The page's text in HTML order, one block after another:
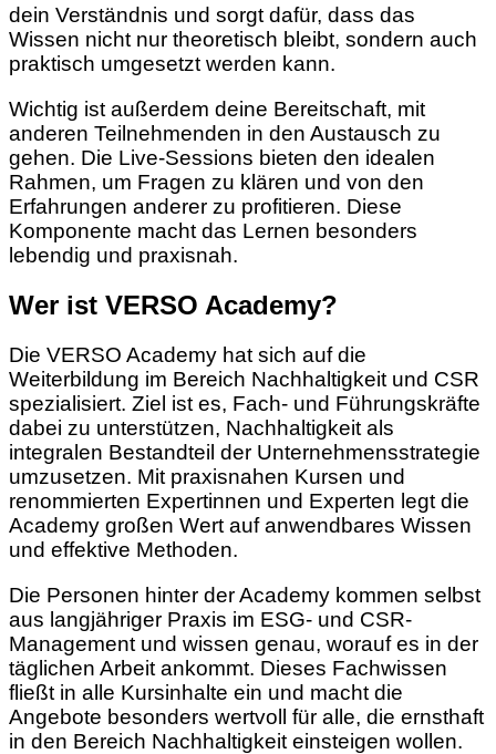
dein Verständnis und sorgt dafür, dass das
Wissen nicht nur theoretisch bleibt, sondern auch
praktisch umgesetzt werden kann.
Wichtig ist außerdem deine Bereitschaft, mit
anderen Teilnehmenden in den Austausch zu
gehen. Die Live-Sessions bieten den idealen
Rahmen, um Fragen zu klären und von den
Erfahrungen anderer zu profitieren. Diese
Komponente macht das Lernen besonders
lebendig und praxisnah.
Wer ist VERSO Academy?
Die VERSO Academy hat sich auf die
Weiterbildung im Bereich Nachhaltigkeit und CSR
spezialisiert. Ziel ist es, Fach- und Führungskräfte
dabei zu unterstützen, Nachhaltigkeit als
integralen Bestandteil der Unternehmensstrategie
umzusetzen. Mit praxisnahen Kursen und
renommierten Expertinnen und Experten legt die
Academy großen Wert auf anwendbares Wissen
und effektive Methoden.
Die Personen hinter der Academy kommen selbst
aus langjähriger Praxis im ESG- und CSR-
Management und wissen genau, worauf es in der
täglichen Arbeit ankommt. Dieses Fachwissen
fließt in alle Kursinhalte ein und macht die
Angebote besonders wertvoll für alle, die ernsthaft
in den Bereich Nachhaltigkeit einsteigen wollen.